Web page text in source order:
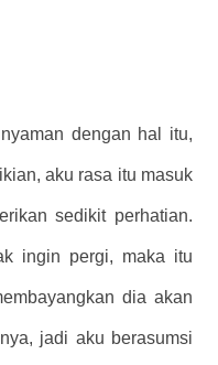
dengan hal itu,
aku rasa itu masuk
sedikit perhatian.
ingin pergi, maka itu
dia akan
jadi aku berasumsi